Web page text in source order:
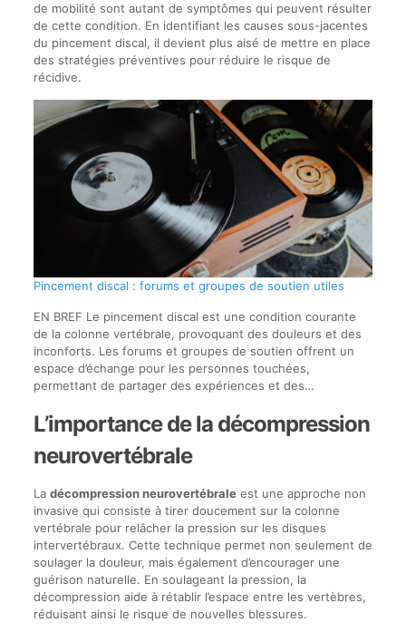
de mobilité sont autant de symptômes qui peuvent résulter
de cette condition. En identifiant les causes sous-jacentes
du pincement discal, il devient plus aisé de mettre en place
des stratégies préventives pour réduire le risque de
récidive.
Pincement discal : forums et groupes de soutien utiles
EN BREF Le pincement discal est une condition courante
de la colonne vertébrale, provoquant des douleurs et des
inconforts. Les forums et groupes de soutien offrent un
espace d’échange pour les personnes touchées,
permettant de partager des expériences et des…
L’importance de la décompression
neurovertébrale
La décompression neurovertébraleest une approche non
invasive qui consiste à tirer doucement sur la colonne
vertébrale pour relâcher la pression sur les disques
intervertébraux. Cette technique permet non seulement de
soulager la douleur, mais également d’encourager une
guérison naturelle. En soulageant la pression, la
décompression aide à rétablir l’espace entre les vertèbres,
réduisant ainsi le risque de nouvelles blessures.